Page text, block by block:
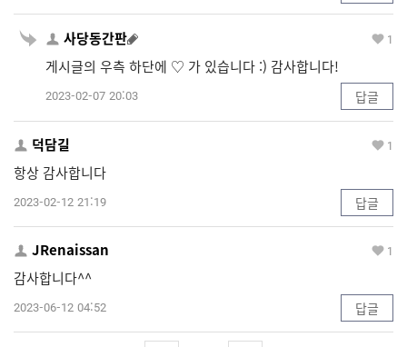
사당동간판 1
게시글의 우측 하단에 ♡ 가 있습니다 :) 감사합니다!
2023-02-07 20:03 답글
덕담길 1
항상 감사합니다
2023-02-12 21:19 답글
JRenaissan 1
감사합니다^^
2023-06-12 04:52 답글